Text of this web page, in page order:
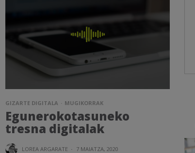
GIZARTE DIGITALA MUGIKORRAK
Egunerokotasuneko
tresna digitalak
LOREA ARGARATE · 7 MAIATZA, 2020